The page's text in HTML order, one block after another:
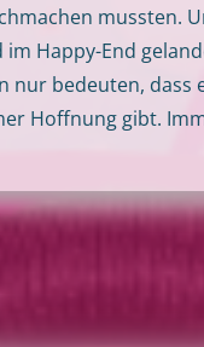
mussten.
im Happy-End
nur bedeuten, dass
Hoffnung gibt.